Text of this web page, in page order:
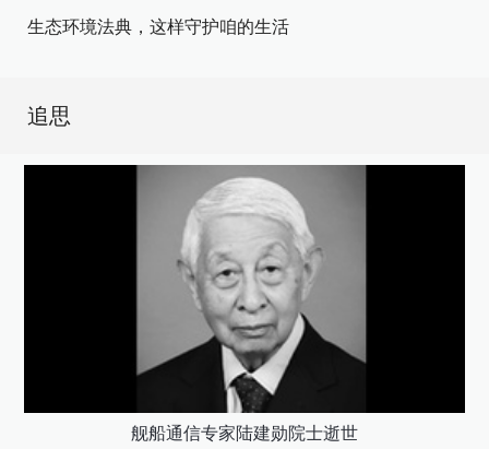
生态环境法典，这样守护咱的生活
追思
舰船通信专家陆建勋院士逝世